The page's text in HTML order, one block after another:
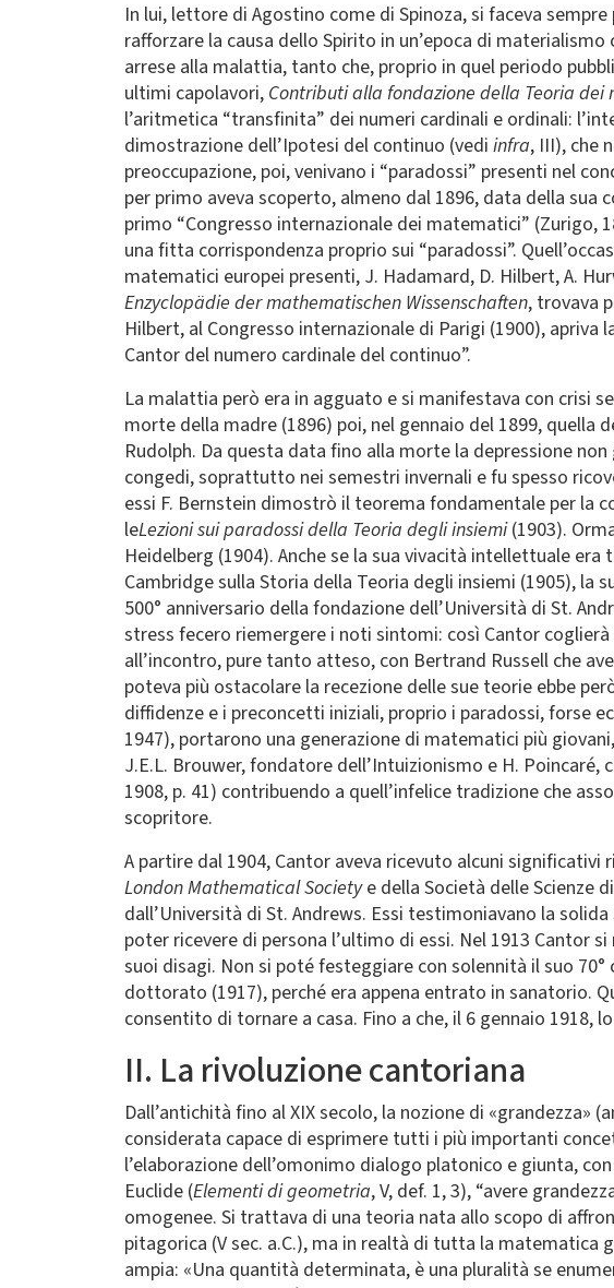
In lui, lettore di Agostino come di Spinoza, si faceva
rafforzare la causa dello Spirito in un’epoca di
arrese alla malattia, tanto che, proprio in quel periodo
ultimi capolavori, Contributi alla fondazione della Teoria dei
l’aritmetica “transfinita” dei numeri cardinali e ordinali:
dimostrazione dell’Ipotesi del continuo (vedi infra, III), che
preoccupazione, poi, venivano i “paradossi” presenti nel
per primo aveva scoperto, almeno dal 1896, data della
primo “Congresso internazionale dei matematici” (Zurigo,
una fitta corrispondenza proprio sui “paradossi”.
matematici europei presenti, J. Hadamard, D. Hilbert, A.
Enzyclopädie der mathematischen Wissenschaften, trovava
Hilbert, al Congresso internazionale di Parigi (1900),
Cantor del numero cardinale del continuo”.
La malattia però era in agguato e si manifestava con crisi
morte della madre (1896) poi, nel gennaio del 1899,
Rudolph. Da questa data fino alla morte la depressione
congedi, soprattutto nei semestri invernali e fu spesso
essi F. Bernstein dimostrò il teorema fondamentale per la
leLezioni sui paradossi della Teoria degli insiemi(1903).
Heidelberg (1904). Anche se la sua vivacità intellettuale
Cambridge sulla Storia della Teoria degli insiemi (1905), la
500° anniversario della fondazione dell’Università di St.
stress fecero riemergere i noti sintomi: così Cantor coglierà
all’incontro, pure tanto atteso, con Bertrand Russell che
poteva più ostacolare la recezione delle sue teorie ebbe
diffidenze e i preconcetti iniziali, proprio i paradossi, forse
1947), portarono una generazione di matematici più
J.E.L. Brouwer, fondatore dell’Intuizionismo e H. Poincaré,
1908, p. 41) contribuendo a quell’infelice tradizione che
scopritore.
A partire dal 1904, Cantor aveva ricevuto alcuni
London Mathematical Societye della Società delle Scienze
dall’Università di St. Andrews. Essi testimoniavano la
poter ricevere di persona l’ultimo di essi. Nel 1913 Cantor
suoi disagi. Non si poté festeggiare con solennità il suo
dottorato (1917), perché era appena entrato in sanatorio.
consentito di tornare a casa. Fino a che, il 6 gennaio 1918,
II. La rivoluzione cantoriana
Dall’antichità fino al XIX secolo, la nozione di «grandezza»
considerata capace di esprimere tutti i più importanti
l’elaborazione dell’omonimo dialogo platonico e giunta,
Euclide (Elementi di geometria, V, def. 1, 3), “avere
omogenee. Si trattava di una teoria nata allo scopo di
pitagorica (V sec. a.C.), ma in realtà di tutta la matematica
ampia: «Una quantità determinata, è una pluralità se